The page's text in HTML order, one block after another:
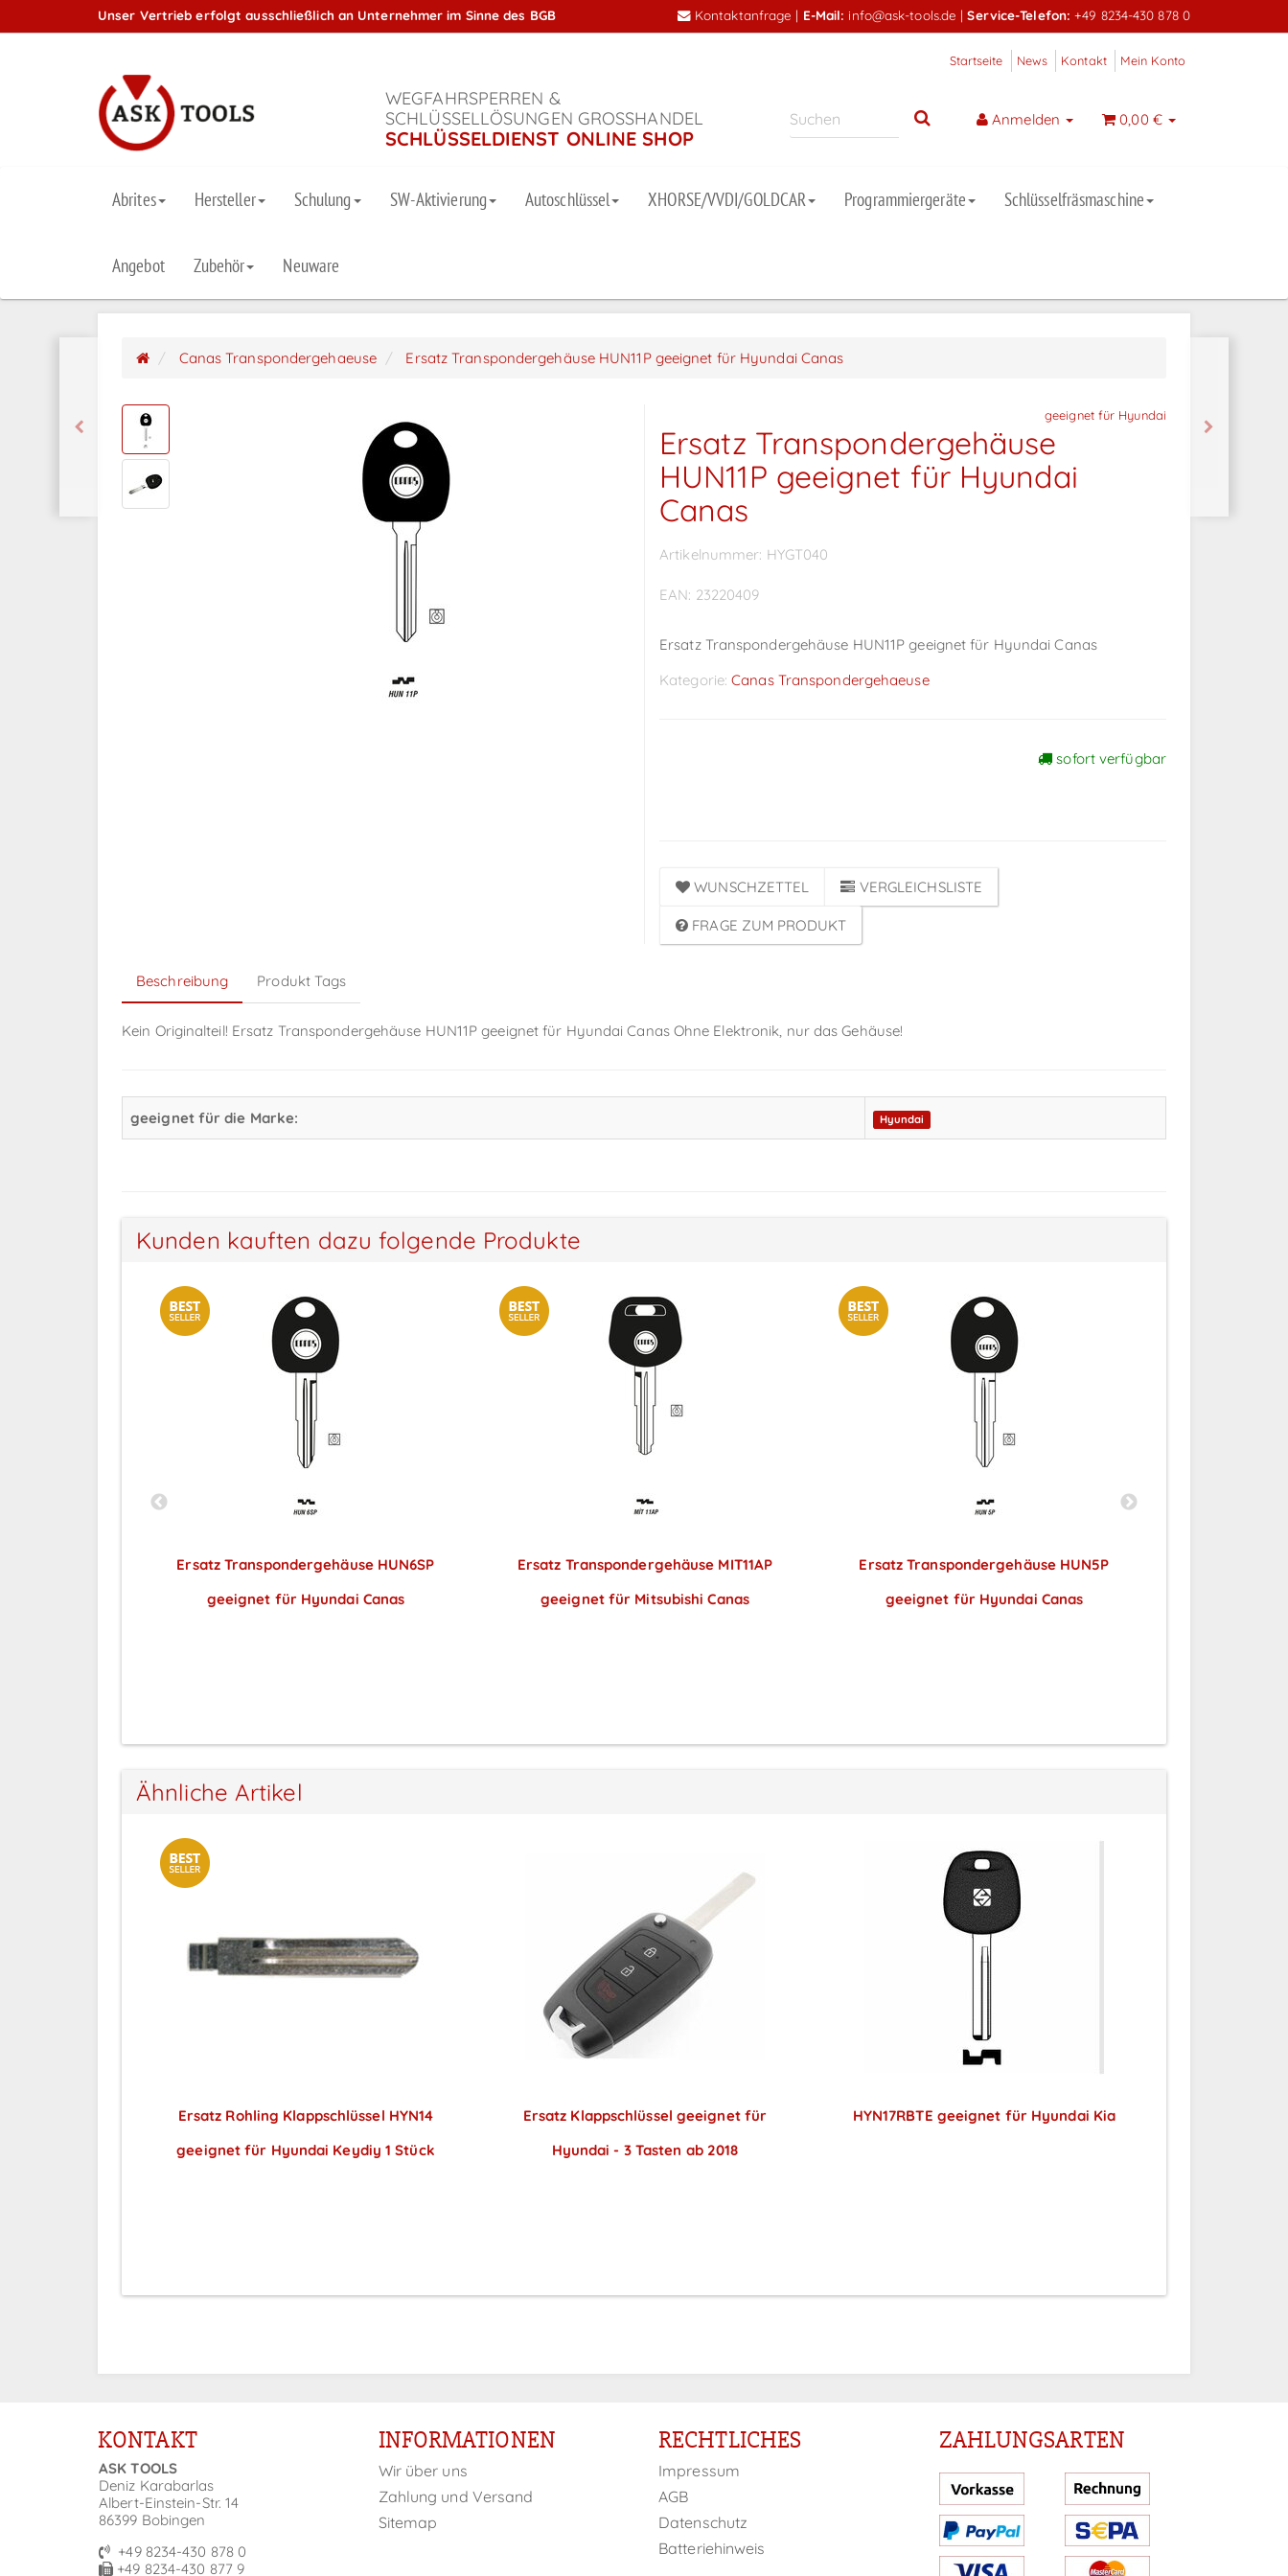
Unser Vertrieb erfolgt ausschließlich an Unternehmer im Sinne des BGB Kontaktanfrage | E-Mail: info@ask-tools.de |Service-Telefon: +49 8234-430 878 0
Startseite News Kontakt Mein Konto
WEGFAHRSPERREN &
SCHLÜSSELLÖSUNGEN GROSSHANDEL
SCHLÜSSELDIENST ONLINE SHOP
Anmelden 0,00 €
Abrites Hersteller Schulung SW-Aktivierung Autoschlüssel XHORSE/VVDI/GOLDCAR Programmiergeräte Schlüsselfräsmaschine
Angebot Zubehör Neuware
Canas Transpondergehaeuse Ersatz Transpondergehäuse HUN11P geeignet für Hyundai Canas
geeignet für Hyundai
Ersatz Transpondergehäuse
HUN11P geeignet für Hyundai
Canas
Artikelnummer: HYGT040
EAN: 23220409
Ersatz Transpondergehäuse HUN11P geeignet für Hyundai Canas
Kategorie:Canas Transpondergehaeuse
sofort verfügbar
WUNSCHZETTEL VERGLEICHSLISTE
FRAGE ZUM PRODUKT
Beschreibung Produkt Tags
Kein Originalteil! Ersatz Transpondergehäuse HUN11P geeignet für Hyundai Canas Ohne Elektronik, nur das Gehäuse!
geeignet für die Marke: Hyundai
Kunden kauften dazu folgende Produkte
Ersatz Transpondergehäuse HUN6SP
geeignet für Hyundai Canas
Ersatz Transpondergehäuse MIT11AP
geeignet für Mitsubishi Canas
Ersatz Transpondergehäuse HUN5P
geeignet für Hyundai Canas
Ähnliche Artikel
Ersatz Rohling Klappschlüssel HYN14
geeignet für Hyundai Keydiy 1 Stück
Ersatz Klappschlüssel geeignet für
Hyundai - 3 Tasten ab 2018
HYN17RBTE geeignet für Hyundai Kia
KONTAKT
ASK TOOLS
Deniz Karabarlas
Albert-Einstein-Str. 14
86399 Bobingen
+49 8234-430 878 0
+49 8234-430 877 9
INFORMATIONEN
Wir über uns
Zahlung und Versand
Sitemap
RECHTLICHES
Impressum
AGB
Datenschutz
Batteriehinweis
ZAHLUNGSARTEN